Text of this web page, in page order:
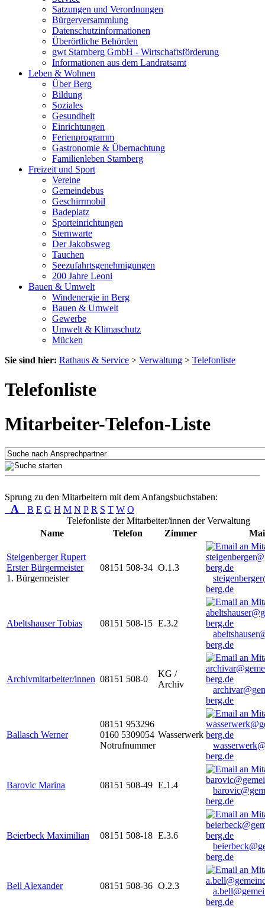
Satzungen und Verordnungen
Bürgerversammlung
Datenschutzinformationen
Überörtliche Behörden
gwt Starnberg GmbH - Wirtschaftsförderung
Informationen aus dem Landratsamt
Leben & Wohnen
Über Berg
Bildung
Soziales
Gesundheit
Einrichtungen
Ferienprogramm
Gastronomie & Übernachtung
Familienleben Starnberg
Freizeit und Sport
Vereine
Gemeindebus
Geschirrmobil
Badeplatz
Sporteinrichtungen
Sternwarte
Der Jakobsweg
Tauchen
Seezufahrtsgenehmigungen
200 Jahre Leoni
Bauen & Umwelt
Windenergie in Berg
Bauen & Umwelt
Gewerbe
Umwelt & Klimaschutz
Mücken
Sie sind hier: Rathaus & Service > Verwaltung > Telefonliste
Telefonliste
Mitarbeiter-Telefon-Liste
Sprung zu den Mitarbeitern mit dem Anfangsbuchstaben:
A B E G H M N P R S T W O
Telefonliste der Mitarbeiter/innen der Verwaltung
Name
Telefon Zimmer
Steigenberger Rupert
Erster Bürgermeister
1. Bürgermeister
08151 508-34 O.1.3
berg.de
Abeltshauser Tobias 08151 508-15 E.3.2
berg.de
Archivmitarbeiter/innen 08151 508-0
KG /
Archiv
berg.de
Ballasch Werner
08151 953296
0160 5309054
Notrufnummer
Wasserwerk
berg.de
Barovic Marina 08151 508-49 E.1.4
berg.de
Beierbeck Maximilian 08151 508-18 E.3.6
berg.de
Bell Alexander 08151 508-36 O.2.3
berg.de